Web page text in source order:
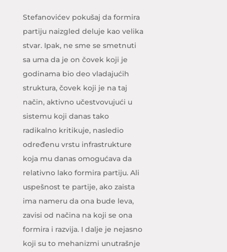
Stefanovićev pokušaj da formira
partiju naizgled deluje kao velika
stvar. Ipak, ne sme se smetnuti
sa uma da je on čovek koji je
godinama bio deo vladajućih
struktura, čovek koji je na taj
način, aktivno učestvovujući u
sistemu koji danas tako
radikalno kritikuje, nasledio
određenu vrstu infrastrukture
koja mu danas omogućava da
relativno lako formira partiju. Ali
uspešnost te partije, ako zaista
ima nameru da ona bude leva,
zavisi od načina na koji se ona
formira i razvija. I dalje je nejasno
koji su to mehanizmi unutrašnje